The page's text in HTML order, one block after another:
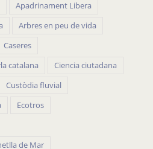
Apadrinament Libera
Arbres en peu de vida
Caseres
catalana
Ciencia ciutadana
Custòdia fluvial
Ecotros
de Mar